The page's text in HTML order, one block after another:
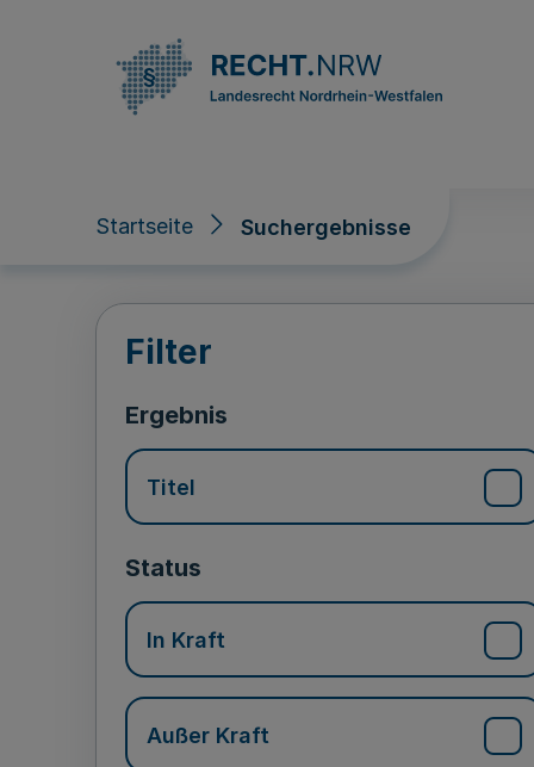
Startseite Suchergebnisse
Suchergebnisse
Filter
Ergebnis
Titel
Status
In Kraft
Außer Kraft